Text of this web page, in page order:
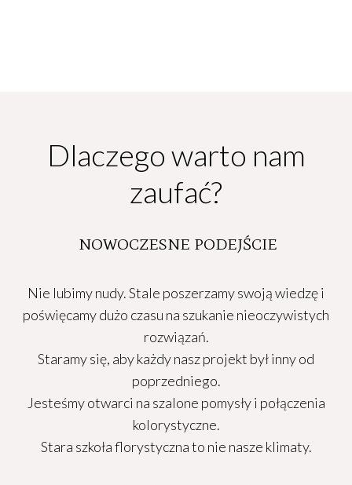
Dlaczego warto nam
zaufać?
Nie lubimy nudy. Stale poszerzamy swoją wiedzę i
poświęcamy dużo czasu na szukanie nieoczywistych
rozwiązań.
Staramy się, aby każdy nasz projekt był inny od
poprzedniego.
Jesteśmy otwarci na szalone pomysły i połączenia
kolorystyczne.
Stara szkoła florystyczna to nie nasze klimaty.
NOWOCZESNE PODEJŚCIE